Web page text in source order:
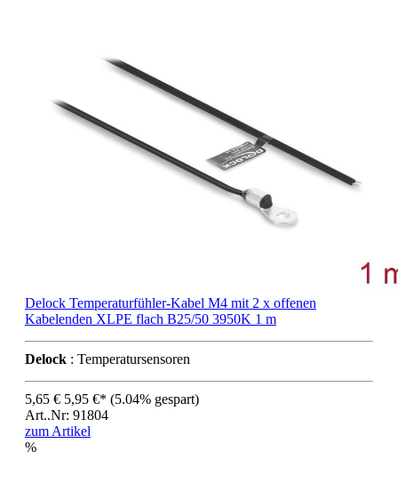
Delock Temperaturfühler-Kabel M4 mit 2 x offenen
Kabelenden XLPE flach B25/50 3950K 1 m
Delock : Temperatursensoren
5,65 € 5,95 €* (5.04% gespart)
Art..Nr: 91804
zum Artikel
%